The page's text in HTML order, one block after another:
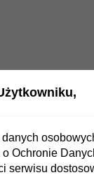
Ochronie
serwisu